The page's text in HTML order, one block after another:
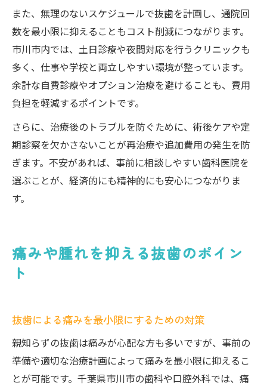
また、無理のないスケジュールで抜歯を計画し、通院回
数を最小限に抑えることもコスト削減につながります。
市川市内では、土日診療や夜間対応を行うクリニックも
多く、仕事や学校と両立しやすい環境が整っています。
余計な自費診療やオプション治療を避けることも、費用
負担を軽減するポイントです。
さらに、治療後のトラブルを防ぐために、術後ケアや定
期診察を欠かさないことが再治療や追加費用の発生を防
ぎます。不安があれば、事前に相談しやすい歯科医院を
選ぶことが、経済的にも精神的にも安心につながりま
す。
痛みや腫れを抑える抜歯のポイン
ト
抜歯による痛みを最小限にするための対策
親知らずの抜歯は痛みが心配な方も多いですが、事前の
準備や適切な治療計画によって痛みを最小限に抑えるこ
とが可能です。千葉県市川市の歯科や口腔外科では、痛